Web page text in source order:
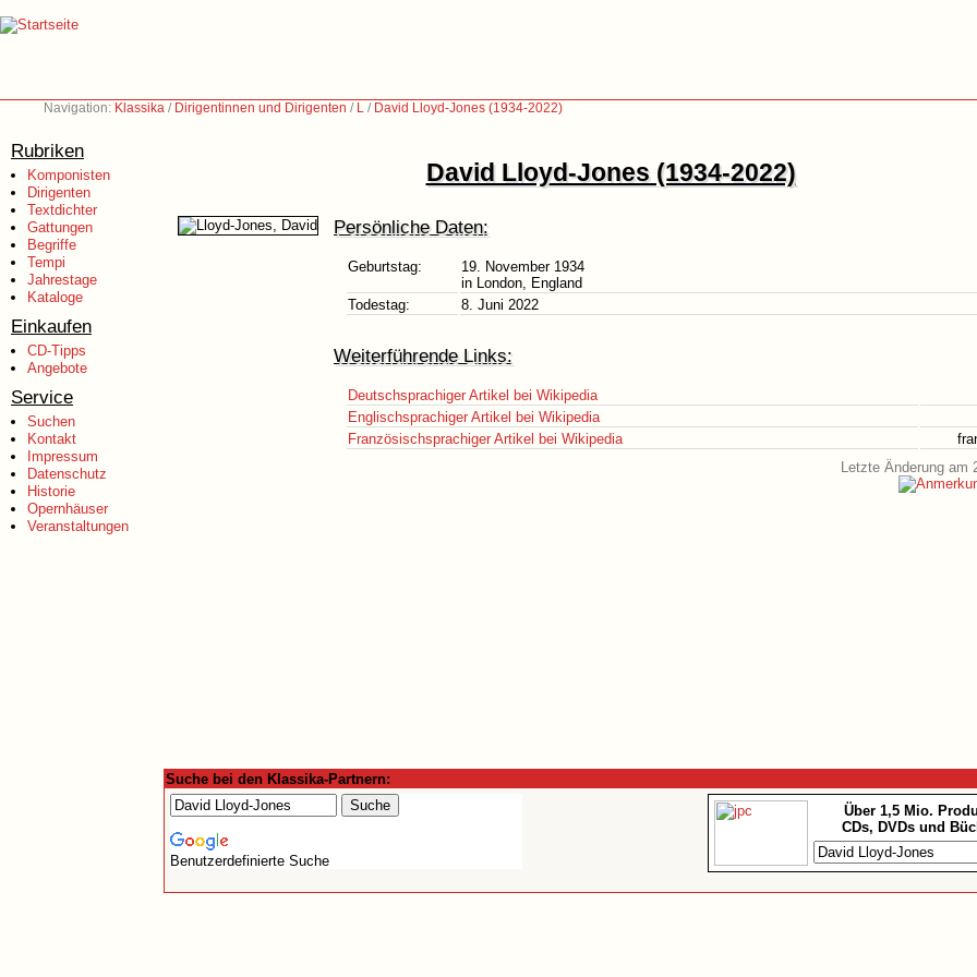
Navigation: Klassika / Dirigentinnen und Dirigenten / L / David Lloyd-Jones (1934-2022)
Rubriken
Komponisten
Dirigenten
Textdichter
Gattungen
Begriffe
Tempi
Jahrestage
Kataloge
Einkaufen
CD-Tipps
Angebote
Service
Suchen
Kontakt
Impressum
Datenschutz
Historie
Opernhäuser
Veranstaltungen
David Lloyd-Jones (1934-2022)
Persönliche Daten:
Geburtstag:
19. November 1934
in London, England
Todestag:
8. Juni 2022
Weiterführende Links:
Deutschsprachiger Artikel bei Wikipedia
Englischsprachiger Artikel bei Wikipedia
Französischsprachiger Artikel bei Wikipedia
Letzte Änderung am
Suche bei den Klassika-Partnern:
Benutzerdefinierte Suche
Über 1,5 Mio.
CDs, DVDs und